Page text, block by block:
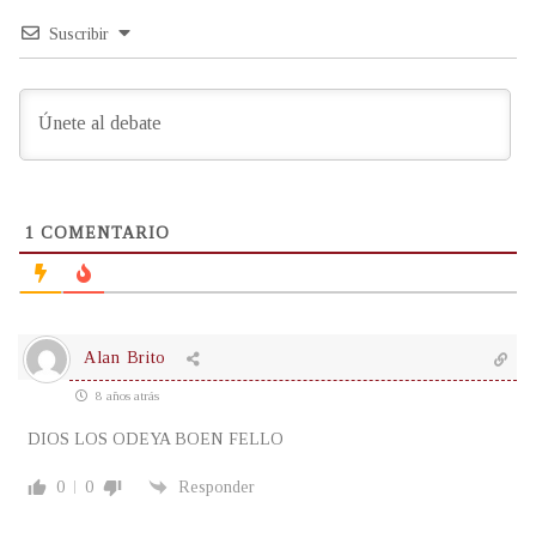
Suscribir
1 COMENTARIO
Alan Brito
8 años atrás
DIOS LOS ODEYA BOEN FELLO
0 0 Responder